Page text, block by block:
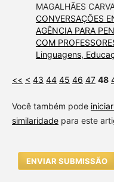
MAGALHÃES
CONVERSAÇÕES
AGÊNCIA PARA
COM
Linguagens,
<< < 43 44 45 46 47 48
Você também pode
similaridadepara este
ENVIAR SUBMISSÃO